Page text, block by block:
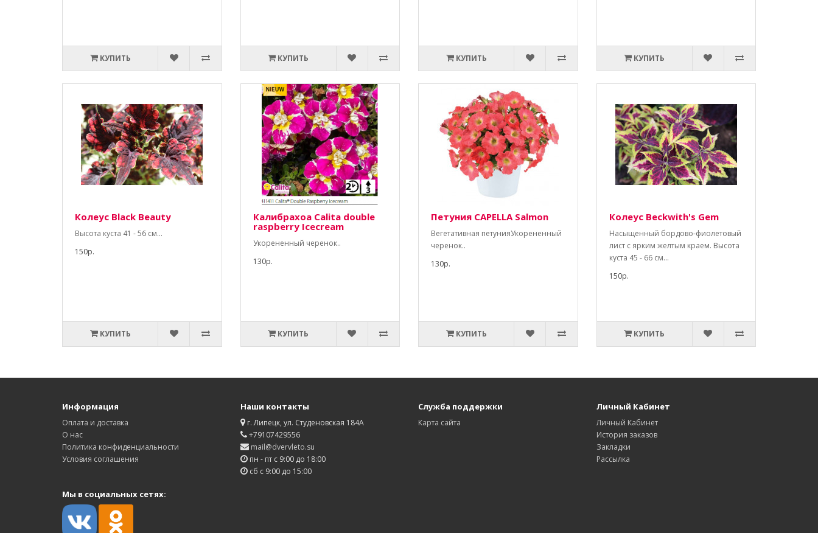
КУПИТЬ КУПИТЬ КУПИТЬ КУПИТЬ
Колеус Black Beauty
Высота куста 41 - 56 см...
150р.
КУПИТЬ
Калибрахоа Calita double
raspberry Icecream
Укорененный черенок..
130р.
КУПИТЬ
Петуния CAPELLA Salmon
Вегетативная петунияУкорененный
черенок..
130р.
КУПИТЬ
Колеус Beckwith's Gem
Насыщенный бордово-фиолетовый
лист с ярким желтым краем. Высота
куста 45 - 66 см...
150р.
КУПИТЬ
Информация
Оплата и доставка
О нас
Политика конфиденциальности
Условия соглашения
Наши контакты
г. Липецк, ул. Студеновская 184А
+79107429556
mail@dvervleto.su
пн - пт с 9:00 до 18:00
сб с 9:00 до 15:00
Служба поддержки
Карта сайта
Личный Кабинет
Личный Кабинет
История заказов
Закладки
Рассылка
Мы в социальных сетях: